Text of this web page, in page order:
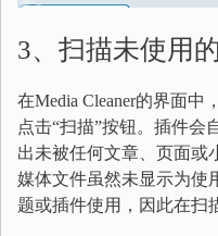
3、扫描未使用
在Media Cleaner的界面中
点击“扫描”按钮。插件会
出未被任何文章、页面或
媒体文件虽然未显示为使
题或插件使用，因此在扫